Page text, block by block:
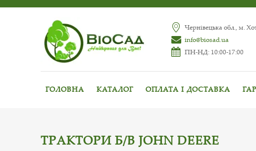
Чернівецька обл., м.
info@biosad.ua
ПН-НД: 10:00-17:00
ГОЛОВНА КАТАЛОГ ОПЛАТА І ДОСТАВКА
ТРАКТОРИ Б/В JOHN DEERE